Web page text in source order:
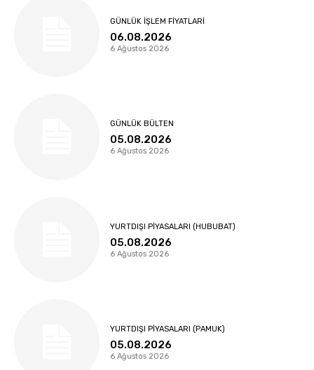
GÜNLÜK İŞLEM FIYATLARI
06.08.2026
6 Ağustos 2026
GÜNLÜK BÜLTEN
05.08.2026
6 Ağustos 2026
YURTDIŞI PIYASALARI (HUBUBAT)
05.08.2026
6 Ağustos 2026
YURTDIŞI PIYASALARI (PAMUK)
05.08.2026
6 Ağustos 2026